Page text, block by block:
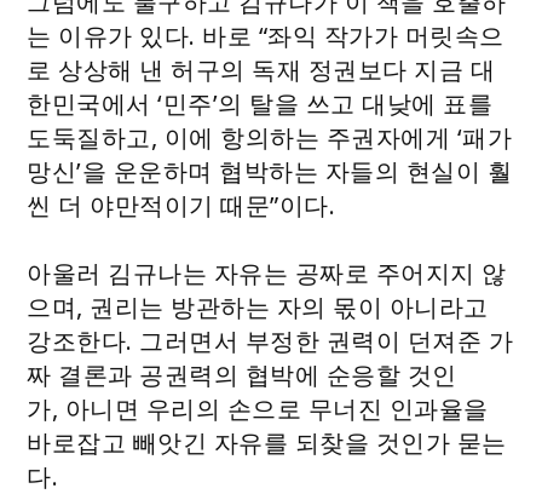
는 이유가 있다. 바로 “좌익 작가가 머릿속으
로 상상해 낸 허구의 독재 정권보다 지금 대
한민국에서 ‘민주’의 탈을 쓰고 대낮에 표를
도둑질하고, 이에 항의하는 주권자에게 ‘패가
망신’을 운운하며 협박하는 자들의 현실이 훨
씬 더 야만적이기 때문”이다.
아울러 김규나는 자유는 공짜로 주어지지 않
으며, 권리는 방관하는 자의 몫이 아니라고
강조한다. 그러면서 부정한 권력이 던져준 가
짜 결론과 공권력의 협박에 순응할 것인
가, 아니면 우리의 손으로 무너진 인과율을
바로잡고 빼앗긴 자유를 되찾을 것인가 묻는
다.